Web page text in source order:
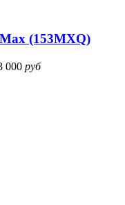
Мах (153МХQ)
000 руб